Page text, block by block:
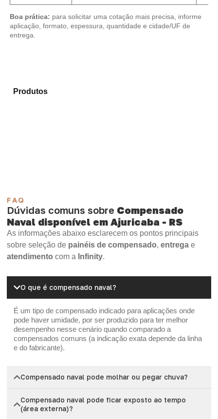
Boa prática: para solicitar uma cotação mais precisa, informe
aplicação, formato, espessura, quantidade e cidade/UF de
entrega.
Produtos
FAQ
Dúvidas comuns sobre Compensado
Naval disponível em Ajuricaba - RS
As informações abaixo esclarecem os pontos principais
sobre seleção de painéis de compensado, entrega e
atendimento com a Infinity.
O que é compensado naval?
É um tipo de compensado indicado para aplicações onde
pode haver umidade, por ser produzido para ter melhor
desempenho nesse cenário quando comparado a
compensados comuns (a indicação exata depende da linha
e do fabricante).
Compensado naval pode molhar ou pegar chuva?
Compensado naval pode ficar exposto ao tempo
(área externa)?